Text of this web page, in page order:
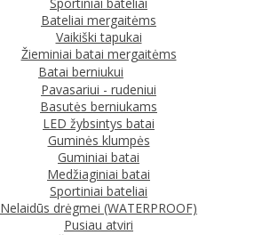
Bateliai mergaitėms
Vaikiški tapukai
Žieminiai batai mergaitėms
Batai berniukui
Pavasariui - rudeniui
Basutės berniukams
LED žybsintys batai
Guminės klumpės
Guminiai batai
Medžiaginiai batai
Sportiniai bateliai
Nelaidūs drėgmei (WATERPROOF)
Pusiau atviri